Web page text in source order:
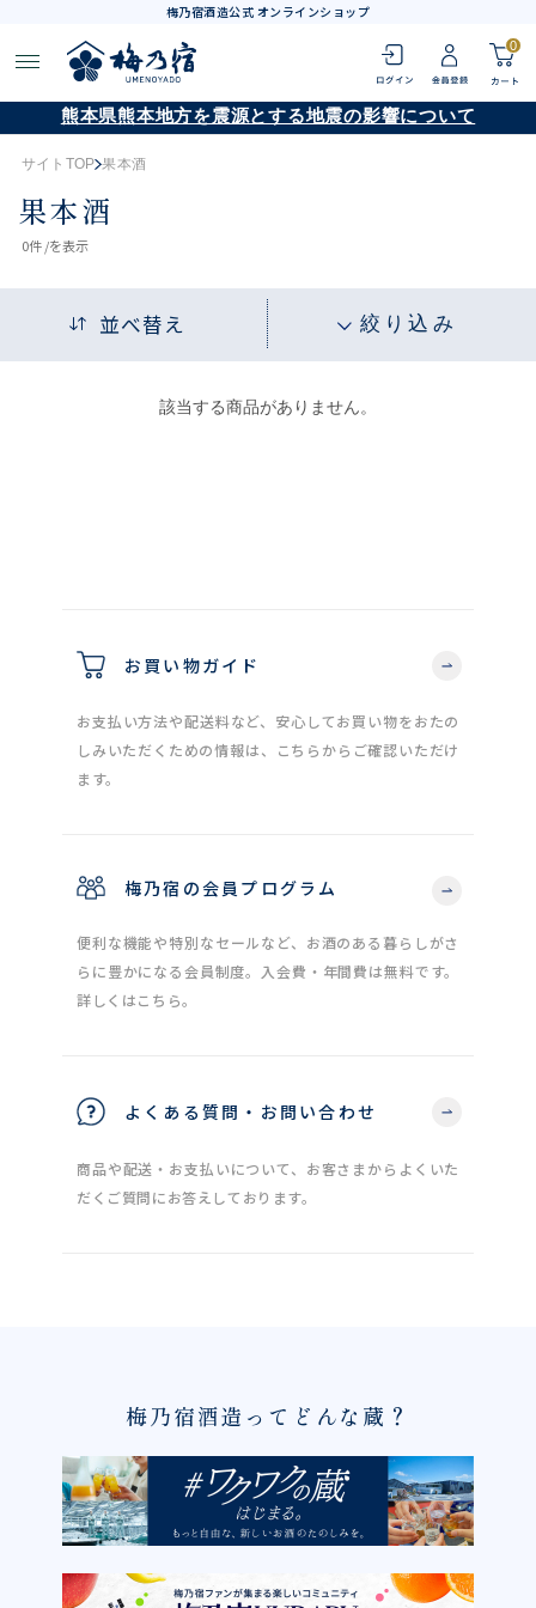
梅乃宿酒造公式 オンラインショップ
0
熊本県熊本地方を震源とする地震の影響について
サイトTOP 果本酒
果本酒
0件 /を表示
並べ替え 絞り込み
該当する商品がありません。
お買い物ガイド
お支払い方法や配送料など、安心してお買い物をおたの
しみいただくための情報は、こちらからご確認いただけ
ます。
梅乃宿の会員プログラム
便利な機能や特別なセールなど、お酒のある暮らしがさ
らに豊かになる会員制度。入会費・年間費は無料です。
詳しくはこちら。
よくある質問・お問い合わせ
商品や配送・お支払いについて、お客さまからよくいた
だくご質問にお答えしております。
梅乃宿酒造ってどんな蔵？